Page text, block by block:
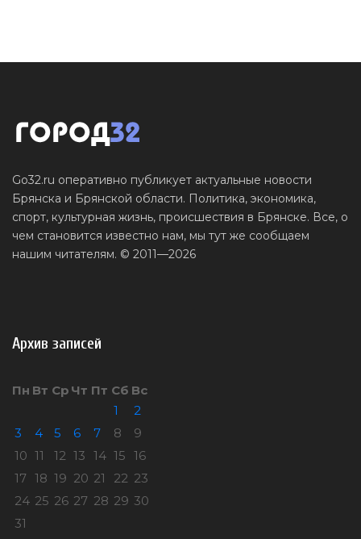
Go32.ru оперативно публикует актуальные новости
Брянска и Брянской области. Политика, экономика,
спорт, культурная жизнь, происшествия в Брянске. Все, о
чем становится известно нам, мы тут же сообщаем
нашим читателям. © 2011—2026
Архив записей
Пн Вт Ср Чт Пт Сб Вс
1
2
3
4 5 6 7 8
9
10 11 12 13 14 15 16
17 18 19 20 21 22 23
24 25 26 27 28 29 30
31